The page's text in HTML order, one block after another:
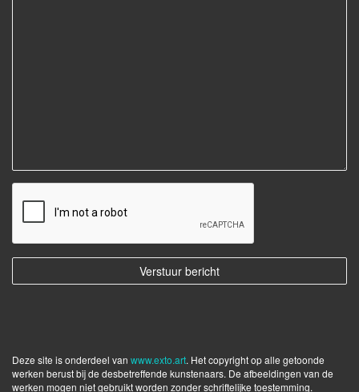
Deze site is onderdeel van www.exto.art. Het copyright op alle getoonde
werken berust bij de desbetreffende kunstenaars. De afbeeldingen van de
werken mogen niet gebruikt worden zonder schriftelijke toestemming.